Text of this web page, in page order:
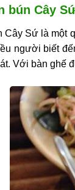
bún Cây
Cây Sứ là một
người biết
Với bàn ghế